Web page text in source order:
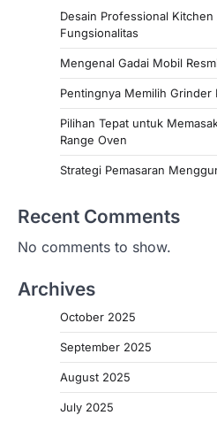
Desain Professional
Fungsionalitas
Mengenal Gadai Mobil
Pentingnya Memilih Grinder
Pilihan Tepat untuk
Range Oven
Strategi Pemasaran
Recent Comments
No comments to show.
Archives
October 2025
September 2025
August 2025
July 2025